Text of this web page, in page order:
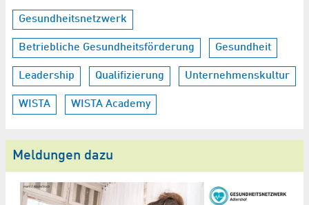
Gesundheitsnetzwerk
Betriebliche Gesundheitsförderung Gesundheit
Leadership Qualifizierung Unternehmenskultur
WISTA WISTA Academy
Meldungen dazu